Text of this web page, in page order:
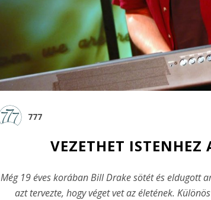
777
VEZETHET ISTENHEZ
Még 19 éves korában Bill Drake sötét és
azt tervezte, hogy véget vet az életének.